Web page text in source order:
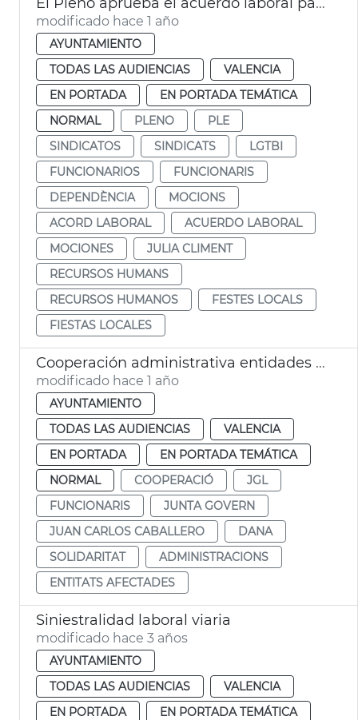
modificado hace 1 año
AYUNTAMIENTO
TODAS LAS AUDIENCIAS
VALENCIA
EN PORTADA
EN PORTADA TEMÁTICA
NORMAL
PLENO
PLE
SINDICATOS
SINDICATS
LGTBI
FUNCIONARIOS
FUNCIONARIS
DEPENDÈNCIA
MOCIONS
ACORD LABORAL
ACUERDO LABORAL
MOCIONES
JULIA CLIMENT
RECURSOS HUMANS
RECURSOS HUMANOS
FESTES LOCALS
FIESTAS LOCALES
Cooperación administrativa entidades locales zona Dana y anticipo nómina funcionarios afectados
modificado hace 1 año
AYUNTAMIENTO
TODAS LAS AUDIENCIAS
VALENCIA
EN PORTADA
EN PORTADA TEMÁTICA
NORMAL
COOPERACIÓ
JGL
FUNCIONARIS
JUNTA GOVERN
JUAN CARLOS CABALLERO
DANA
SOLIDARITAT
ADMINISTRACIONS
ENTITATS AFECTADES
Siniestralidad laboral viaria
modificado hace 3 años
AYUNTAMIENTO
TODAS LAS AUDIENCIAS
VALENCIA
EN PORTADA
EN PORTADA TEMÁTICA